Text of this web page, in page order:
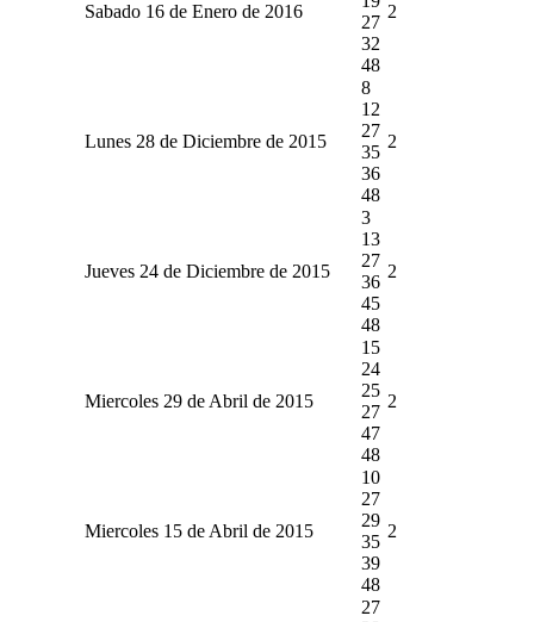
Sabado 16 de Enero de 2016
27
32
48
2
Lunes 28 de Diciembre de 2015
8
12
27
35
36
48
2
Jueves 24 de Diciembre de 2015
3
13
27
36
45
48
2
Miercoles 29 de Abril de 2015
15
24
25
27
47
48
2
Miercoles 15 de Abril de 2015
10
27
29
35
39
48
2
27